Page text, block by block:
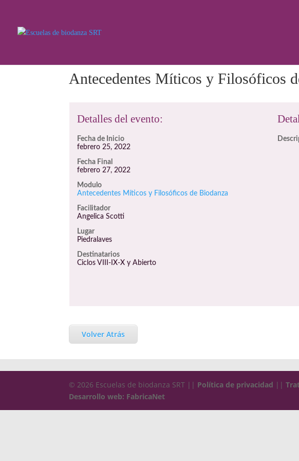
Antecedentes Míticos y Filosóficos
Detalles del evento:
Fecha de Inicio
febrero 25, 2022
Fecha Final
febrero 27, 2022
Modulo
Antecedentes Míticos y Filosóficos de Biodanza
Facilitador
Angelica Scotti
Lugar
Piedralaves
Destinatarios
Ciclos VIII-IX-X y Abierto
Volver Atrás
© 2026 Escuelas de biodanza SRT || Política de privacidad ||
Desarrollo web: FabricaNet